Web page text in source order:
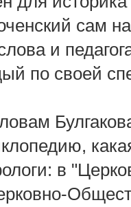
сам
и
по своей
в